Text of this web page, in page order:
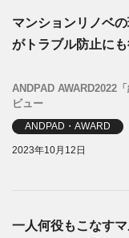
マンションリノベ
がトラブル防止に
ANDPAD AWARD2022
ビュー
ANDPAD・AWARD
2023年10月12日
一人何役もこなす